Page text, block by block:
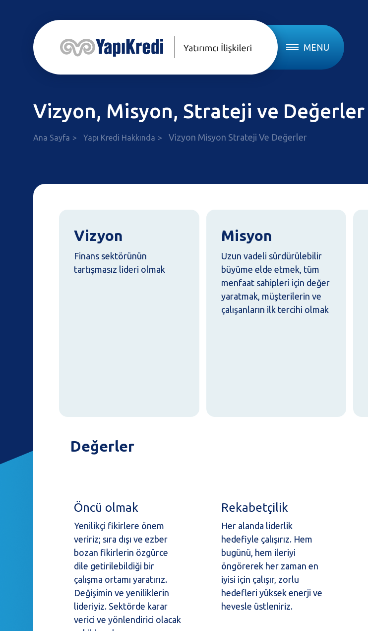
MENU
Vizyon, Misyon, Strateji ve Değerler
Ana Sayfa Yapı Kredi Hakkında Vizyon Misyon Strateji Ve Değerler
Vizyon
Finans sektörünün
tartışmasız lideri olmak
Misyon
Uzun vadeli sürdürülebilir
büyüme elde etmek, tüm
menfaat sahipleri için değer
yaratmak, müşterilerin ve
çalışanların ilk tercihi olmak
Değerler
Öncü olmak
Yenilikçi fikirlere önem
veririz; sıra dışı ve ezber
bozan fikirlerin özgürce
dile getirilebildiği bir
çalışma ortamı yaratırız.
Değişimin ve yeniliklerin
lideriyiz. Sektörde karar
verici ve yönlendirici olacak
Rekabetçilik
Her alanda liderlik
hedefiyle çalışırız. Hem
bugünü, hem ileriyi
öngörerek her zaman en
iyisi için çalışır, zorlu
hedefleri yüksek enerji ve
hevesle üstleniriz.